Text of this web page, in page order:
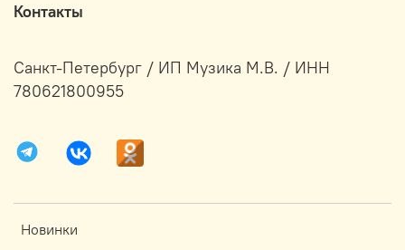
Новинки
Контакты
Санкт-Петербург / ИП Музика М.В. / ИНН
780621800955